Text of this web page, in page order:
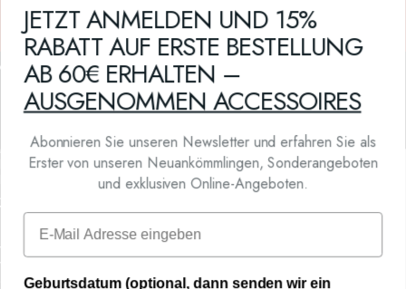
Bolter Sockenmanufaktur
Mein Konto
Impressum
Datenschutzerklärung
Your Privacy Choices
Versandbedingungen
Geschenkgutschein
JETZT ANMELDEN UND 15%
RABATT AUF ERSTE BESTELLUNG
AB 60€ ERHALTEN –
AUSGENOMMEN ACCESSOIRES
Abonnieren Sie unseren Newsletter und erfahren Sie als
Erster von unseren Neuankömmlingen, Sonderangeboten
und exklusiven Online-Angeboten.
Email
Geburtsdatum (optional, dann senden wir ein